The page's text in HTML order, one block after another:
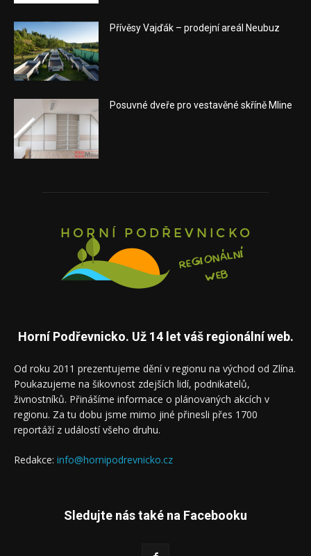
Přívěsy Vajďák – prodejní areál Neubuz
Posuvné dveře pro vestavěné skříně Mline
Horní Podřevnicko. Už 14 let váš regionální web.
Od roku 2011 prezentujeme dění v regionu na východ od Zlína.
Poukazujeme na šikovnost zdejších lidí, podnikatelů,
živnostníků. Přinášíme informace o plánovaných akcích v
regionu. Za tu dobu jsme mimo jiné přinesli přes 1700
reportáží z událostí všeho druhu.
Redakce: info@hornipodrevnicko.cz
Sledujte nás také na Facebooku